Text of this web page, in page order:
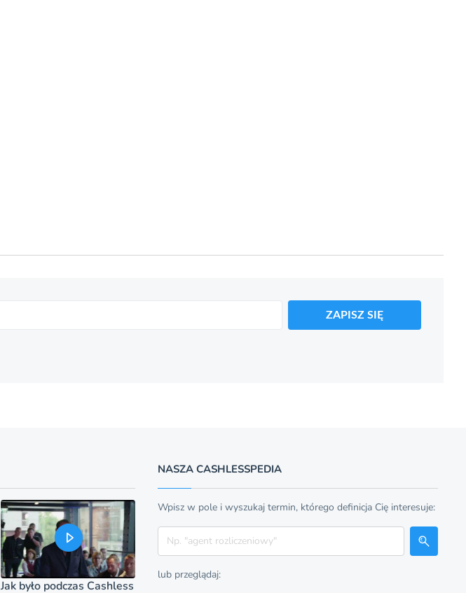
ZAPISZ SIĘ
Jak było podczas Cashless
NASZA CASHLESSPEDIA
Wpisz w pole i wyszukaj termin, którego definicja Cię interesuje:
Szukaj
lub przeglądaj: